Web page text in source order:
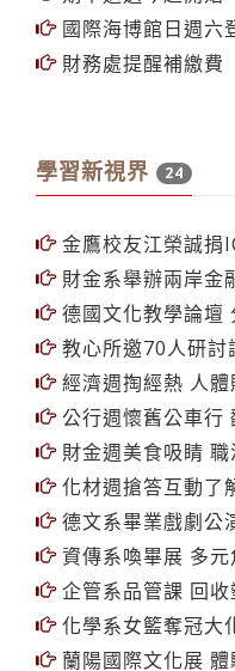
國際海博館日週六
財務處提醒補繳費
學習新視界 24
金鷹校友江榮誠捐
財金系舉辦兩岸金
德國文化教學論壇
教心所邀70人研討
經濟週掏經熱 人體
公行週懷舊公車行
財金週美食吸睛 職
化材週搶答互動了
德文系畢業戲劇公
資傳系喚畢展 多元
企管系品管課 回收
化學系女籃奪冠大
蘭陽國際文化展 體